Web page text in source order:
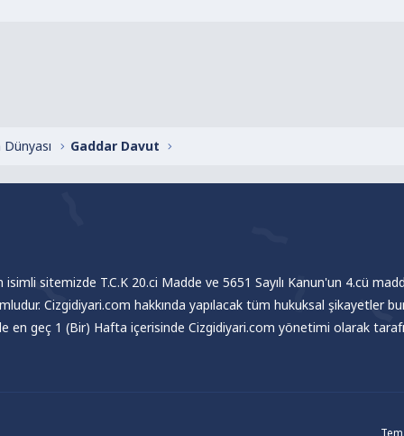
Gaddar Davut
sitemizde T.C.K 20.ci Madde ve 5651 Sayılı Kanun'un 4.cü
Cizgidiyari.com hakkında yapılacak tüm hukuksal şikayetler
en geç 1 (Bir) Hafta içerisinde Cizgidiyari.com yönetimi olarak